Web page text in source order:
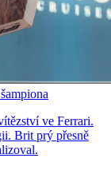
ve Ferrari.
Brit prý přesně